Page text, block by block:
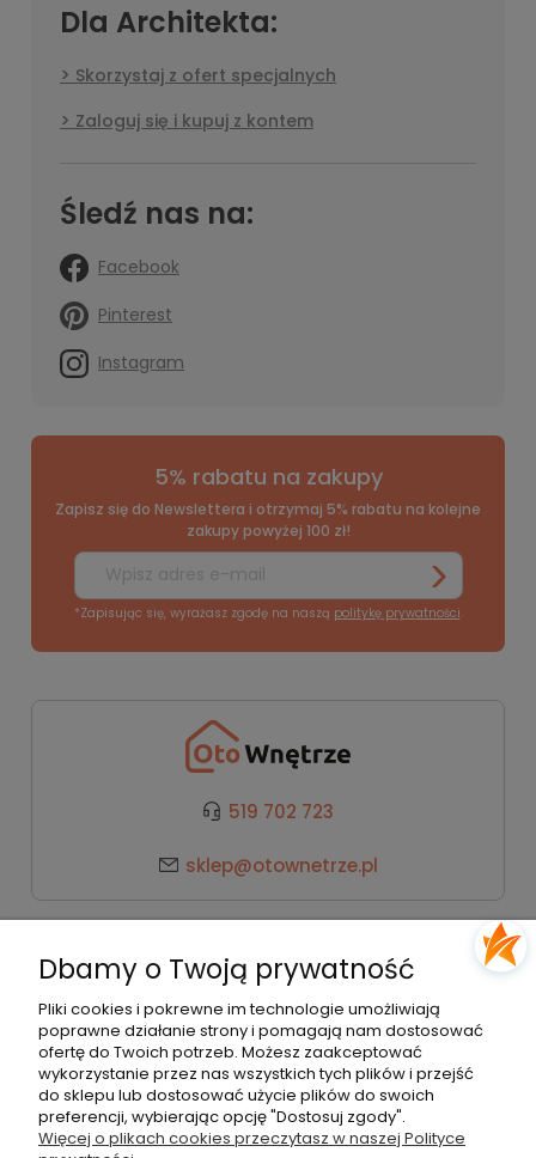
Dla Architekta:
Skorzystaj z ofert specjalnych
Zaloguj się i kupuj z kontem
Śledź nas na:
Facebook
Pinterest
Instagram
5% rabatu na zakupy
Zapisz się do Newslettera i otrzymaj 5% rabatu na kolejne
zakupy powyżej 100 zł!
*Zapisując się, wyrażasz zgodę na naszą politykę prywatności.
519 702 723
sklep@otownetrze.pl
Pomoc
Moje konto
Dbamy o Twoją prywatność
Pliki cookies i pokrewne im technologie umożliwiają
poprawne działanie strony i pomagają nam dostosować
ofertę do Twoich potrzeb. Możesz zaakceptować
wykorzystanie przez nas wszystkich tych plików i przejść
do sklepu lub dostosować użycie plików do swoich
preferencji, wybierając opcję "Dostosuj zgody".
Więcej o plikach cookies przeczytasz w naszej Polityce